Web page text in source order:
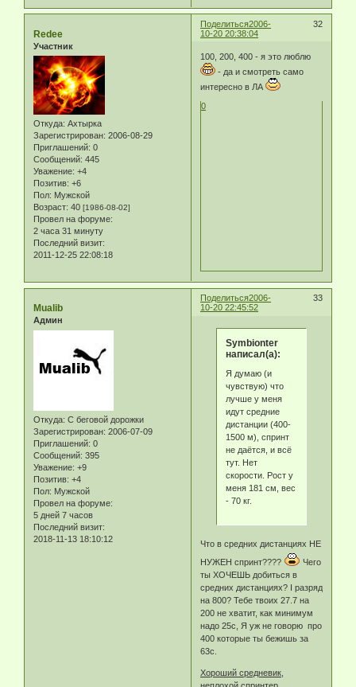
Поделиться 32
2006-
10-20 20:38:04
Redee
Участник
Откуда: Ахтырка
Зарегистрирован: 2006-08-29
Приглашений: 0
Сообщений: 445
Уважение: +4
Позитив: +6
Пол: Мужской
Возраст: 40 [1986-08-02]
Провел на форуме:
2 часа 31 минуту
Последний визит:
2011-12-25 22:08:18
100, 200, 400 - я это люблю
- да и смотреть само
интересно в ЛА
0
Поделиться 33
2006-
10-20 22:45:52
Mualib
Админ
Откуда: С беговой дорожки
Зарегистрирован: 2006-07-09
Приглашений: 0
Сообщений: 395
Уважение: +9
Позитив: +4
Пол: Мужской
Провел на форуме:
5 дней 7 часов
Последний визит:
2018-11-13 18:10:12
Symbionter
написал(а):
Я думаю (и
чувствую) что
лучше у меня
идут средние
дистанции (400-
1500 м), спринт
не даётся, и всё
тут. Нет
скорости. Рост у
меня 181 см, вес
- 70 кг.
Что в средних дистанциях НЕ
НУЖЕН спринт????
Чего
ты ХОЧЕШЬ добиться в
средних дистанциях? I разряд
на 800? Тебе твоих 27.7 на
200 не хватит, как минимум
надо 25с, Я уж не говорю про
400 которые ты бежишь за
63с.
Хороший средневик,